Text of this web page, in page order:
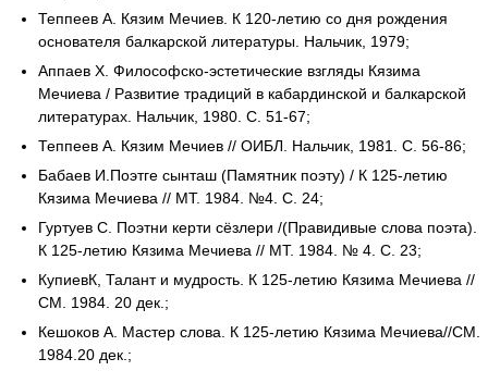
Теппеев А. Кязим Мечиев. К 120-летию со дня рождения
основателя балкарской литературы. Нальчик, 1979;
Аппаев X. Философско-эстетические взгляды Кязима
Мечиева / Развитие традиций в кабардинской и балкарской
литературах. Нальчик, 1980. С. 51-67;
Теппеев А. Кязим Мечиев // ОИБЛ. Нальчик, 1981. С. 56-86;
Бабаев И.Поэтге сынташ (Памятник поэту) / К 125-летию
Кязима Мечиева // МТ. 1984. №4. С. 24;
Гуртуев С. Поэтни керти сёзлери /(Правидивые слова поэта).
К 125-летию Кязима Мечиева // МТ. 1984. № 4. С. 23;
КупиевК, Талант и мудрость. К 125-летию Кязима Мечиева //
СМ. 1984. 20 дек.;
Кешоков А. Мастер слова. К 125-летию Кязима Мечиева//СМ.
1984.20 дек.;